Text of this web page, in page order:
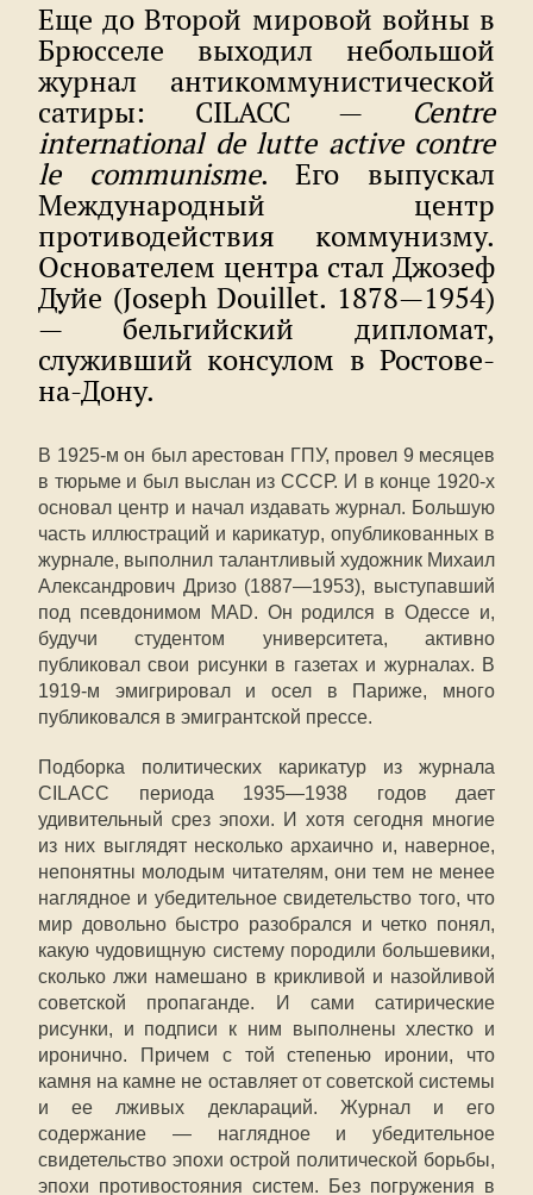
Еще до Второй мировой войны в
Брюсселе выходил небольшой
журнал антикоммунистической
сатиры: CILACC — Centre
international de lutte active contre
le communisme. Его выпускал
Международный центр
противодействия коммунизму.
Основателем центра стал Джозеф
Дуйе (Joseph Douillet. 1878—1954)
— бельгийский дипломат,
служивший консулом в Ростове-
на-Дону.
В 1925-м он был арестован ГПУ, провел 9 месяцев
в тюрьме и был выслан из СССР. И в конце 1920-х
основал центр и начал издавать журнал. Большую
часть иллюстраций и карикатур, опубликованных в
журнале, выполнил талантливый художник Михаил
Александрович Дризо (1887—1953), выступавший
под псевдонимом MAD. Он родился в Одессе и,
будучи студентом университета, активно
публиковал свои рисунки в газетах и журналах. В
1919-м эмигрировал и осел в Париже, много
публиковался в эмигрантской прессе.
Подборка политических карикатур из журнала
CILACC периода 1935—1938 годов дает
удивительный срез эпохи. И хотя сегодня многие
из них выглядят несколько архаично и, наверное,
непонятны молодым читателям, они тем не менее
наглядное и убедительное свидетельство того, что
мир довольно быстро разобрался и четко понял,
какую чудовищную систему породили большевики,
сколько лжи намешано в крикливой и назойливой
советской пропаганде. И сами сатирические
рисунки, и подписи к ним выполнены хлестко и
иронично. Причем с той степенью иронии, что
камня на камне не оставляет от советской системы
и ее лживых деклараций. Журнал и его
содержание — наглядное и убедительное
свидетельство эпохи острой политической борьбы,
эпохи противостояния систем. Без погружения в